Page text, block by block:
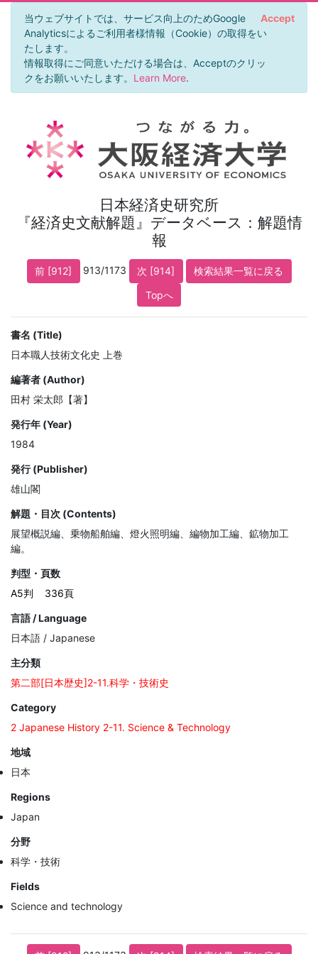
当ウェブサイトでは、サービス向上のためGoogle
Analyticsによるご利用者様情報（Cookie）の取得をい
たします。
情報取得にご同意いただける場合は、Acceptのクリッ
クをお願いいたします。 Learn More.
Accept
日本経済史研究所
『経済史文献解題』データベース：解題情
報
前 [912] 913/1173 次 [914]
検索結果一覧に戻る
Topへ
書名 (Title)
日本職人技術文化史 上巻
編著者 (Author)
田村 栄太郎【著】
発行年 (Year)
1984
発行 (Publisher)
雄山閣
解題・目次 (Contents)
展望概説編、乗物船舶編、燈火照明編、編物加工編、鉱物加工
編。
判型・頁数
A5判
336頁
言語 / Language
日本語 / Japanese
主分類
第二部[日本歴史]2-11.科学・技術史
Category
2 Japanese History 2-11. Science & Technology
地域
日本
Regions
Japan
分野
科学・技術
Fields
Science and technology